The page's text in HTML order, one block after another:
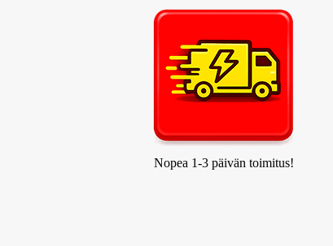
Nopea 1-3 päivän toimitus!